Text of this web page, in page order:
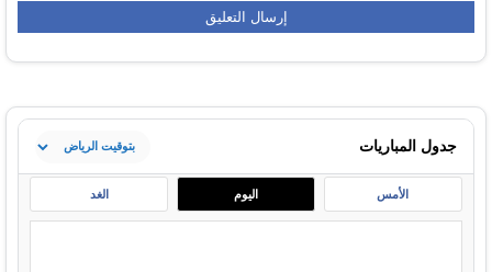
جدول المباريات
الأمس اليوم الغد